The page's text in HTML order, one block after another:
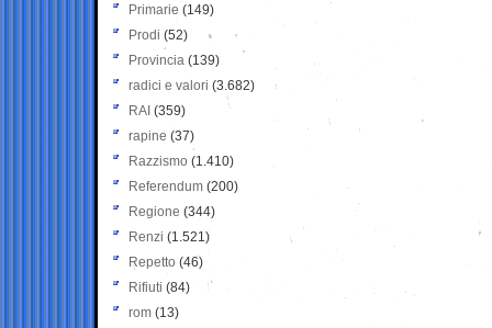
Primarie (149)
Prodi (52)
Provincia (139)
radici e valori (3.682)
RAI (359)
rapine (37)
Razzismo (1.410)
Referendum (200)
Regione (344)
Renzi (1.521)
Repetto (46)
Rifiuti (84)
rom (13)